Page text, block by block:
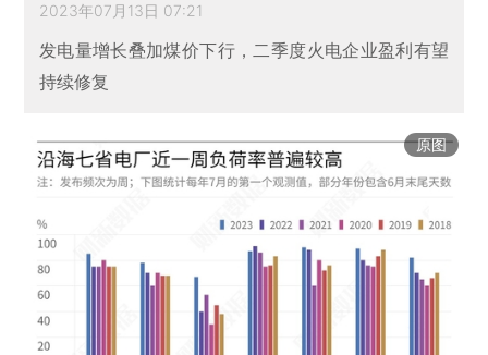
2023年07月13日 07:21
发电量增长叠加煤价下行，二季度火电企业盈利有望
持续修复
原图